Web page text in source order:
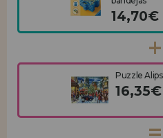
14,70€
Puzzle
16,35€